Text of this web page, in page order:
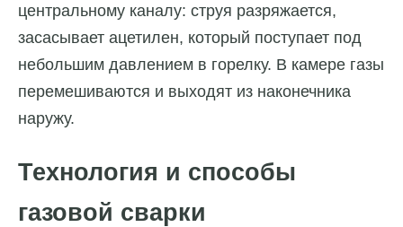
центральному каналу: струя разряжается,
засасывает ацетилен, который поступает под
небольшим давлением в горелку. В камере газы
перемешиваются и выходят из наконечника
наружу.
Технология и способы
газовой сварки